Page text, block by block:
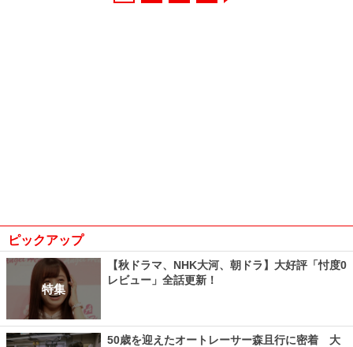
ピックアップ
特集
【秋ドラマ、NHK大河、朝ドラ】大好評「忖度0
レビュー」全話更新！
50歳を迎えたオートレーサー森且行に密着 大